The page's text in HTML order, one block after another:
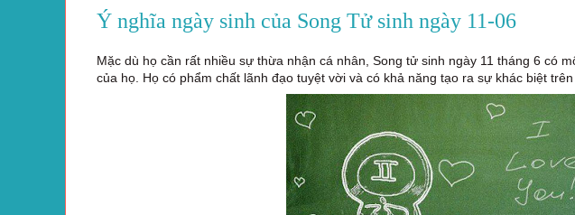
Ý nghĩa ngày sinh của Song Tử sinh ngày 11-06
Mặc dù họ cần rất nhiều sự thừa nhận cá nhân, Song tử sinh ngày 11 tháng 6 có
của họ. Họ có phẩm chất lãnh đạo tuyệt vời và có khả năng tạo ra sự khác biệt trên